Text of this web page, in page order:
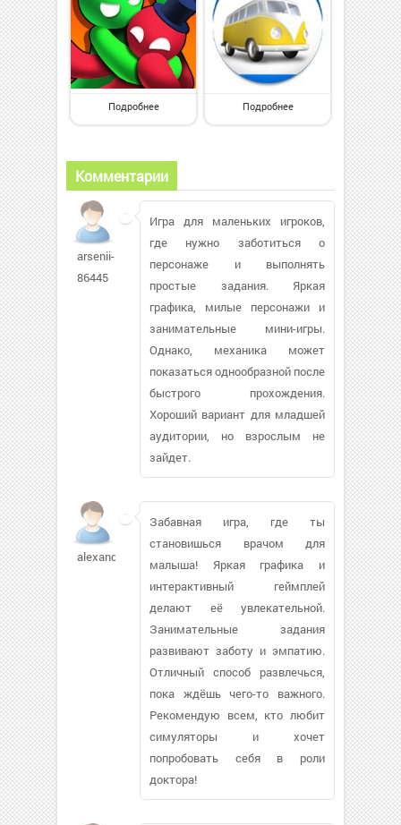
Подробнее Подробнее
Комментарии
arsenii-
86445
Игра для маленьких игроков,
где нужно заботиться о
персонаже и выполнять
простые задания. Яркая
графика, милые персонажи и
занимательные мини-игры.
Однако, механика может
показаться однообразной после
быстрого прохождения.
Хороший вариант для младшей
аудитории, но взрослым не
зайдет.
alexandr86925
Забавная игра, где ты
становишься врачом для
малыша! Яркая графика и
интерактивный геймплей
делают её увлекательной.
Занимательные задания
развивают заботу и эмпатию.
Отличный способ развлечься,
пока ждёшь чего-то важного.
Рекомендую всем, кто любит
симуляторы и хочет
попробовать себя в роли
доктора!